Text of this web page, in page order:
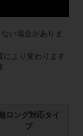
い場合がありま
より変わります
ロング対応タイ
プ